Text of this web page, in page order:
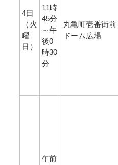
4日
（火
曜
日）
11時
45分
～午
後0
時30
分
丸亀町壱番街前
ドーム広場
午前